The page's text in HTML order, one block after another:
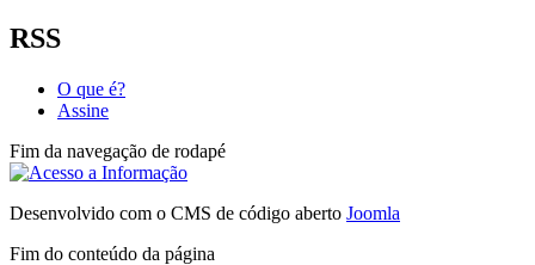
RSS
O que é?
Assine
Fim da navegação de rodapé
Desenvolvido com o CMS de código aberto Joomla
Fim do conteúdo da página